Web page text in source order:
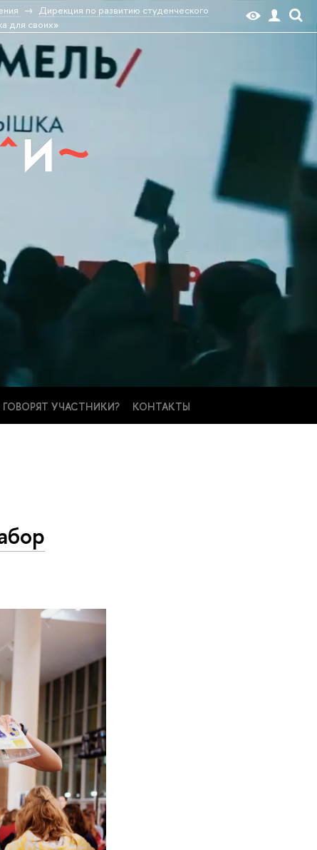
Дирекция по развитию студенческого
для своих»
ГОВОРЯТ УЧАСТНИКИ? КОНТАКТЫ